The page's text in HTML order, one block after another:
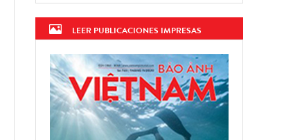
LEER PUBLICACIONES IMPRESAS